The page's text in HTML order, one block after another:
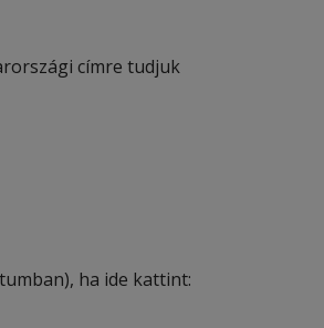
címre tudjuk
ha ide kattint: